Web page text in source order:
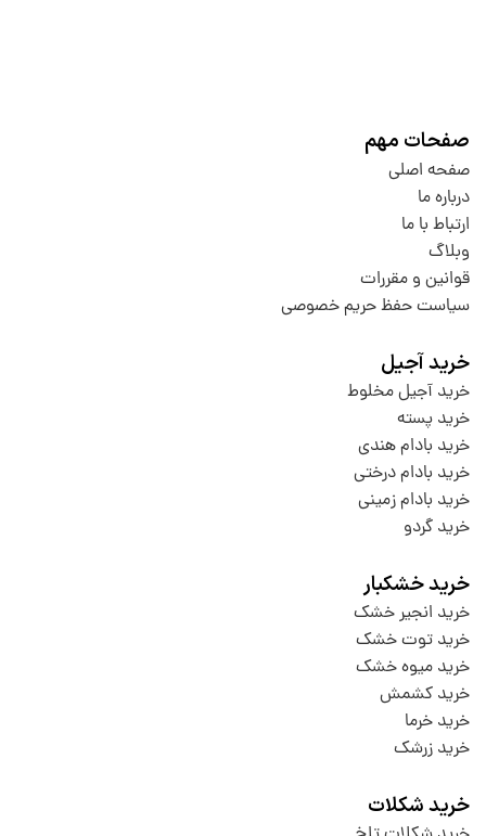
صفحات مهم
صفحه اصلی
درباره ما
ارتباط با ما
وبلاگ
قوانین و مقررات
سیاست حفظ حریم خصوصی
خرید آجیل
خرید آجیل مخلوط
خرید پسته
خرید بادام هندی
خرید بادام درختی
خرید بادام زمینی
خرید گردو
خرید خشکبار
خرید انجیر خشک
خرید توت خشک
خرید میوه خشک
خرید کشمش
خرید خرما
خرید زرشک
خرید شکلات